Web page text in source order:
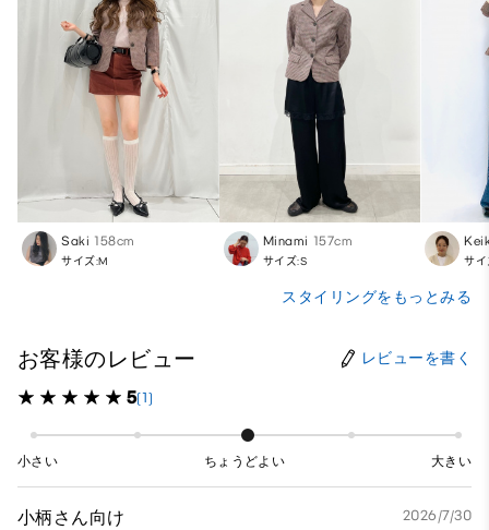
Saki 158cm
サイズ:M
Minami 157cm
サイズ:S サ
スタイリングをもっとみる
お客様のレビュー レビューを書く
5(1)
小さい ちょうどよい 大きい
小柄さん向け 2026/7/30